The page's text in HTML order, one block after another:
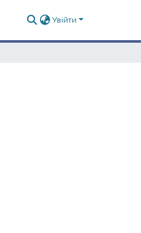
Увійти